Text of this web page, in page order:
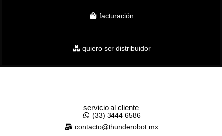
facturación
quiero ser distribuidor
servicio al cliente
(33) 3444 6586
contacto@thunderobot.mx